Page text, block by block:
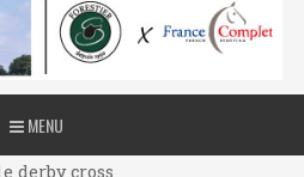
MENU
derby cross
2027 !
derby cross